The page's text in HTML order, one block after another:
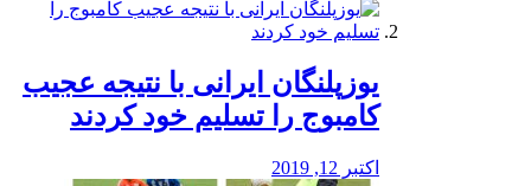
یوزپلنگان ایرانی با نتیجه عجیب
کامبوج را تسلیم خود کردند
اکتبر 12, 2019